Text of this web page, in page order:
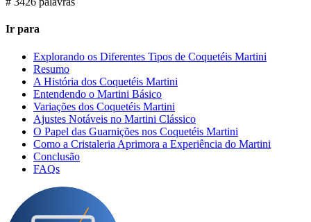
Ir para
Explorando os Diferentes Tipos de Coquetéis Martini
Resumo
A História dos Coquetéis Martini
Entendendo o Martini Básico
Variações dos Coquetéis Martini
Ajustes Notáveis no Martini Clássico
O Papel das Guarnições nos Coquetéis Martini
Como a Cristaleria Aprimora a Experiência do Martini
Conclusão
FAQs